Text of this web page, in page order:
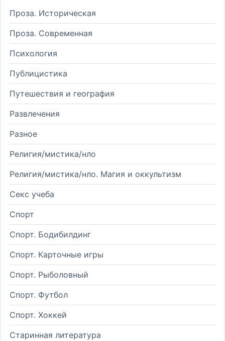
Проза. Историческая
Проза. Современная
Психология
Публицистика
Путешествия и география
Развлечения
Разное
Религия/мистика/нло
Религия/мистика/нло. Магия и оккультизм
Секс учеба
Спорт
Спорт. Бодибилдинг
Спорт. Карточные игры
Спорт. Рыболовный
Спорт. Футбол
Спорт. Хоккей
Старинная литература